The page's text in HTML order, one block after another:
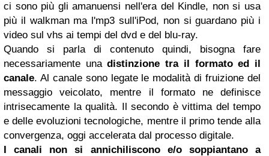
ci sono più gli amanuensi nell'era del Kindle, non si usa
più il walkman ma l'mp3 sull'iPod, non si guardano più i
video sul vhs ai tempi del dvd e del blu-ray.
Quando si parla di contenuto quindi, bisogna fare
necessariamente unadistinzione tra il formato ed il
canale. Al canale sono legate le modalità di fruizione del
messaggio veicolato, mentre il formato ne definisce
intrisecamente la qualità. Il secondo è vittima del tempo
e delle evoluzioni tecnologiche, mentre il primo tende alla
convergenza, oggi accelerata dal processo digitale.
I canali non si annichiliscono e/o soppiantano a